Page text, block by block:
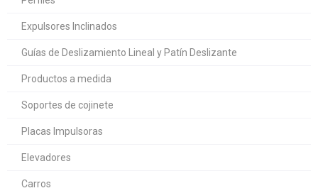
Expulsores Inclinados
Guías de Deslizamiento Lineal y Patín Deslizante
Productos a medida
Soportes de cojinete
Placas Impulsoras
Elevadores
Carros